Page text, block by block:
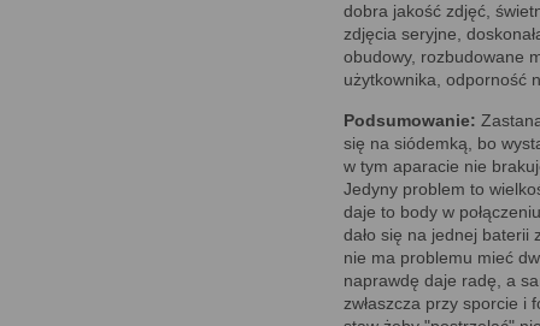
dobra jakość zdjęć,
zdjęcia seryjne,
obudowy, rozbudowane
użytkownika, odporność
Podsumowanie:
się na siódemką, bo
w tym aparacie nie
Jedyny problem to
daje to body w
dało się na jednej baterii
nie ma problemu mieć
naprawdę daje radę, a
zwłaszcza przy sporcie i